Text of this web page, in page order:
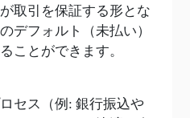
取引を保証する形とな
デフォルト（未払い）
ことができます。
セス（例: 銀行振込や